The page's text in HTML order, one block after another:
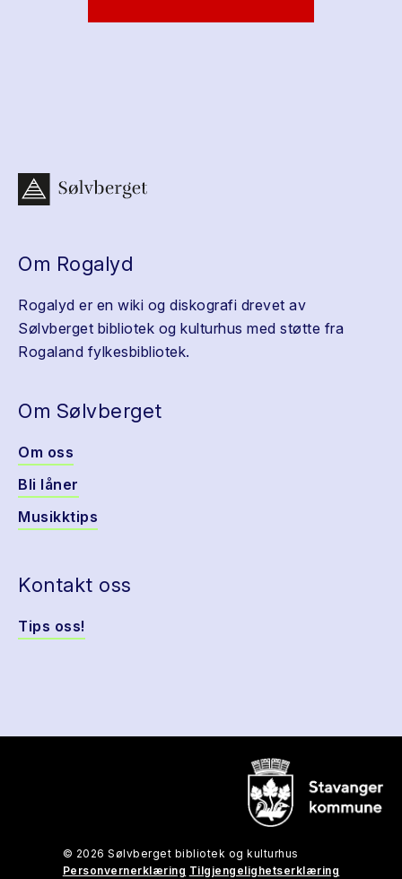
Om Rogalyd
Rogalyd er en wiki og diskografi drevet av
Sølvberget bibliotek og kulturhus med støtte fra
Rogaland fylkesbibliotek.
Om Sølvberget
Om oss
Bli låner
Musikktips
Kontakt oss
Tips oss!
© 2026 Sølvberget bibliotek og kulturhus
Personvernerklæring Tilgjengelighetserklæring